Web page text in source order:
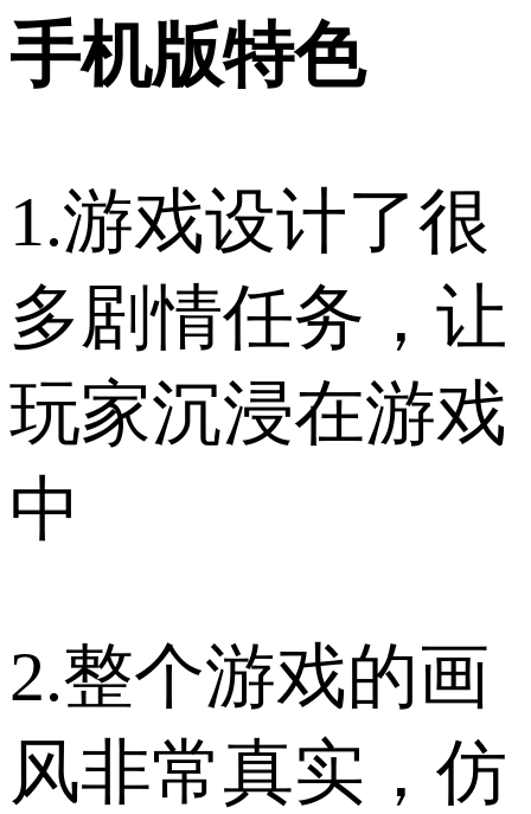
手机版特色
1.游戏设计了很
多剧情任务，让
玩家沉浸在游戏
中
2.整个游戏的画
风非常真实，仿